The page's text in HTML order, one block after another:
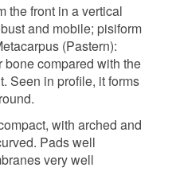
the front in a vertical
and mobile; pisiform
(Pastern):
compared with the
Seen in profile, it forms
with arched and
Pads well
very well